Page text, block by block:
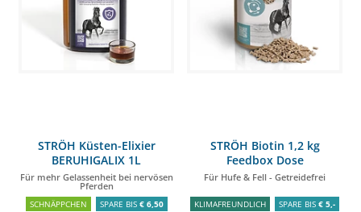
STRÖH Küsten-Elixier
BERUHIGALIX 1L
Für mehr Gelassenheit bei nervösen
Pferden
SCHNÄPPCHEN SPARE BIS € 6,50
STRÖH Biotin 1,2 kg
Feedbox Dose
Für Hufe & Fell - Getreidefrei
KLIMAFREUNDLICH SPARE BIS € 5,-